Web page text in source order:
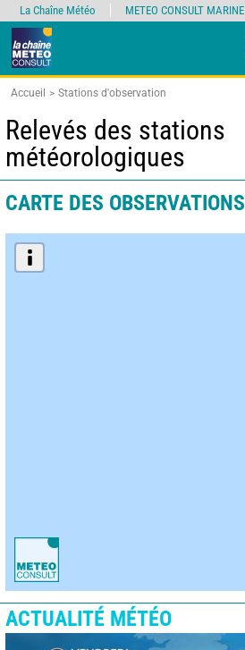
Accueil Stations d'observation
Relevés des stations
météorologiques
CARTE DES OBSERVATIONS
ACTUALITÉ MÉTÉO
La Chaîne Météo METEO CONSULT MARINE